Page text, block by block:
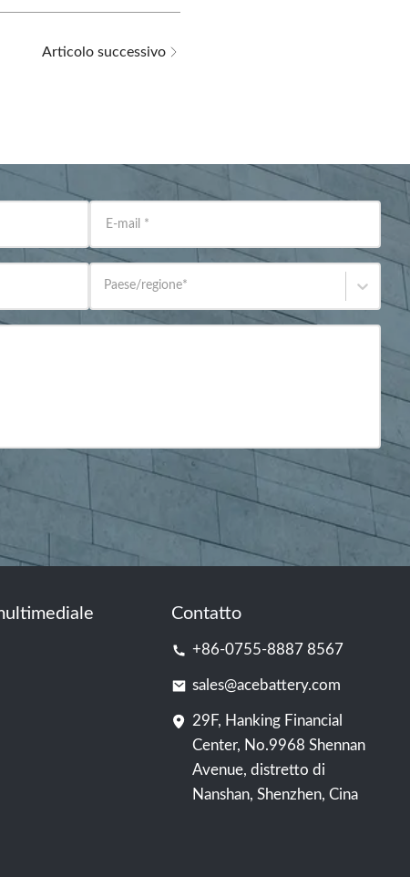
Articolo successivo
E-mail *
Paese/regione*
Contatto
+86-0755-8887 8567
sales@acebattery.com
29F, Hanking Financial
Center, No.9968 Shennan
Avenue, distretto di
Nanshan, Shenzhen, Cina